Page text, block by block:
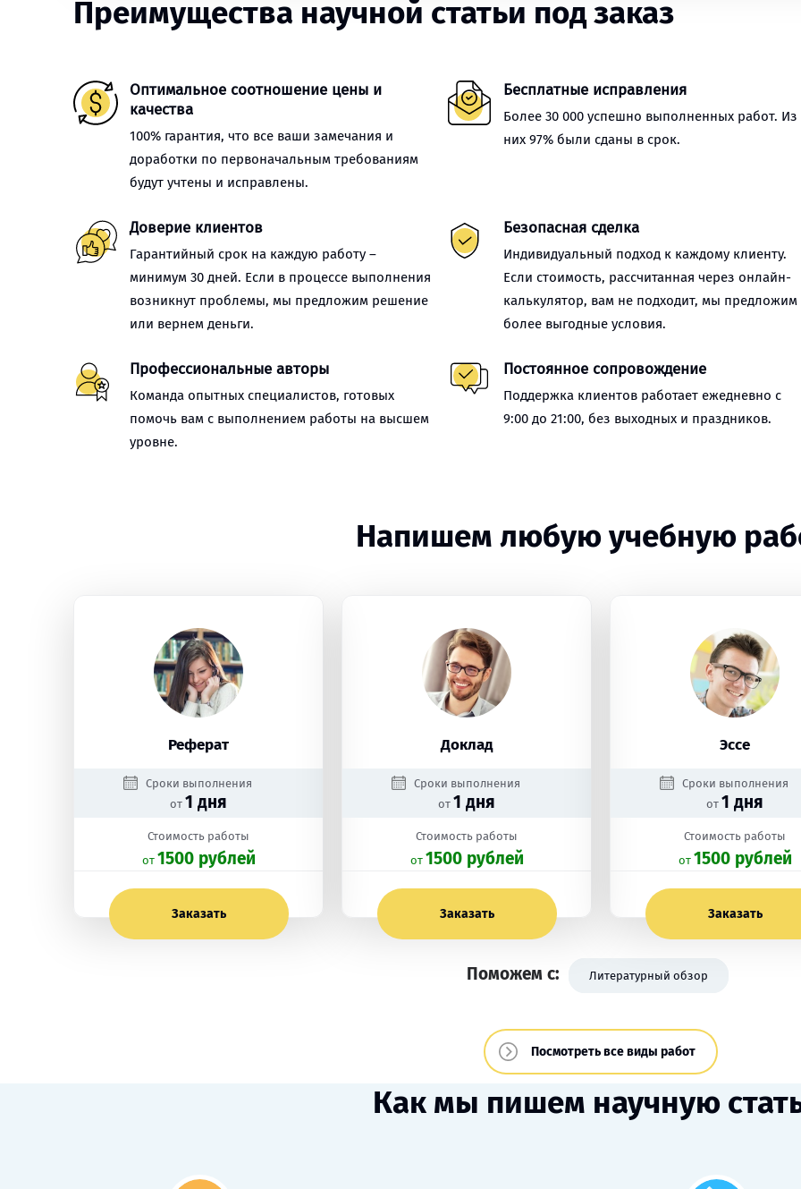
Преимущества научной статьи под заказ
Оптимальное соотношение цены и
качества
100% гарантия, что все ваши замечания и
доработки по первоначальным требованиям
будут учтены и исправлены.
Бесплатные исправления
Более 30 000 успешно выполненных работ. Из
них 97% были сданы в срок.
Доверие клиентов
Гарантийный срок на каждую работу –
минимум 30 дней. Если в процессе выполнения
возникнут проблемы, мы предложим решение
или вернем деньги.
Безопасная сделка
Индивидуальный подход к каждому клиенту.
Если стоимость, рассчитанная через онлайн-
калькулятор, вам не подходит, мы предложим
более выгодные условия.
Профессиональные авторы
Команда опытных специалистов, готовых
помочь вам с выполнением работы на высшем
уровне.
Постоянное сопровождение
Поддержка клиентов работает ежедневно с
9:00 до 21:00, без выходных и праздников.
Напишем любую учебную
Реферат
Сроки выполнения
от 1 дня
Стоимость работы
oт 1500 рублей
Заказать
Доклад
Сроки выполнения
от 1 дня
Стоимость работы
oт 1500 рублей
Заказать
Эссе
Сроки выполнения
от 1 дня
Стоимость работы
oт 1500 рублей
Заказать
Поможем с: Литературный обзор
Посмотреть все виды работ
Как мы пишем научную